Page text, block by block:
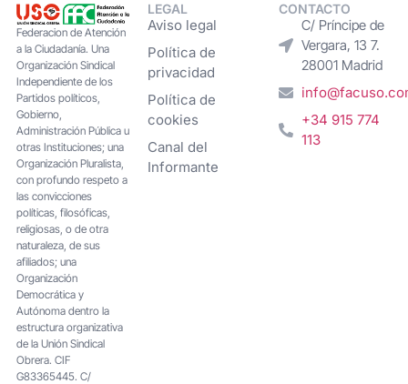
Federacion de Atención
a la Ciudadanía. Una
Organización Sindical
Independiente de los
Partidos políticos,
Gobierno,
Administración Pública u
otras Instituciones; una
Organización Pluralista,
con profundo respeto a
las convicciones
políticas, filosóficas,
religiosas, o de otra
naturaleza, de sus
afiliados; una
Organización
Democrática y
Autónoma dentro la
estructura organizativa
de la Unión Sindical
Obrera. CIF
G83365445. C/
LEGAL
Aviso legal
Política de
privacidad
Política de
cookies
Canal del
Informante
CONTACTO
C/ Príncipe de
Vergara, 13 7.
28001 Madrid
+34 915 774
113